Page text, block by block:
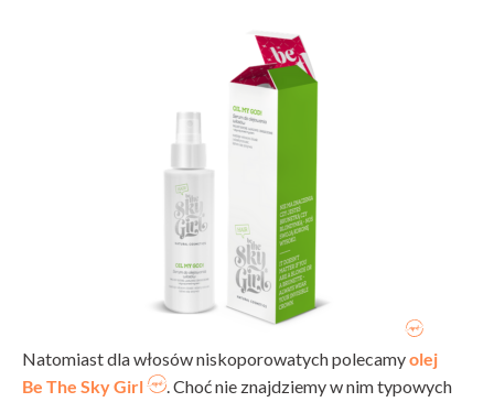
Natomiast dla włosów niskoporowatych polecamyolej
Be The Sky Girl
. Choć nie znajdziemy w nim typowych